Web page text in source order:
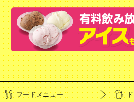
フードメニュー